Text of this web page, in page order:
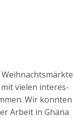
mit vie­len inter­es­
Wir konn­ten
Arbeit in Gha­na